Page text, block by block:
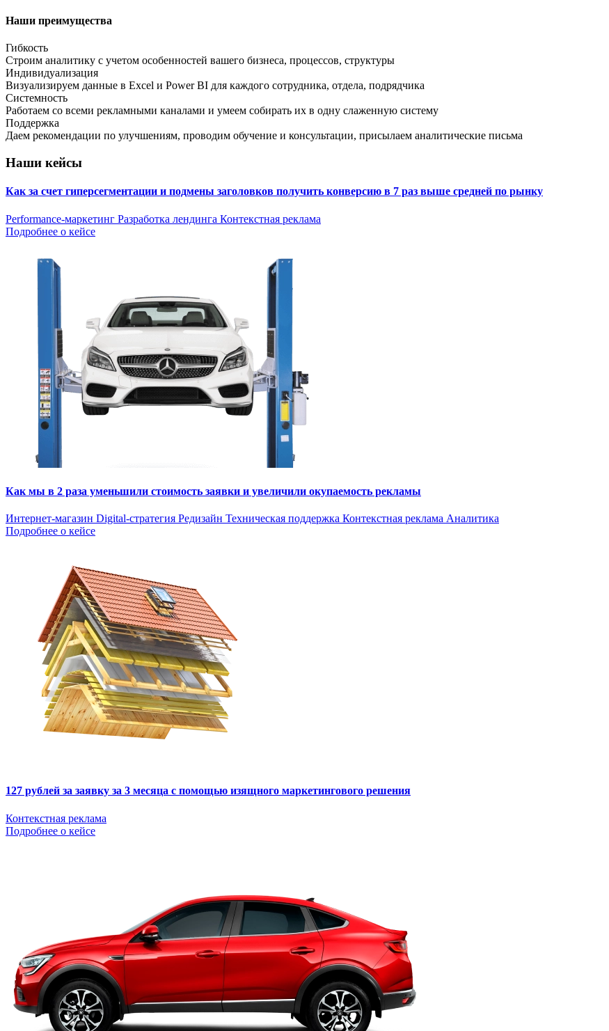
Наши преимущества
Гибкость
Строим аналитику с учетом особенностей вашего бизнеса, процессов, структуры
Индивидуализация
Визуализируем данные в Excel и Power BI для каждого сотрудника, отдела, подрядчика
Системность
Работаем со всеми рекламными каналами и умеем собирать их в одну слаженную систему
Поддержка
Даем рекомендации по улучшениям, проводим обучение и консультации, присылаем аналитические письма
Наши кейсы
Как за счет гиперсегментации и подмены заголовков получить конверсию в 7 раз выше средней по рынку
Performance-маркетинг Разработка лендинга Контекстная реклама
Подробнее о кейсе
Как мы в 2 раза уменьшили стоимость заявки и увеличили окупаемость рекламы
Интернет-магазин Digital-стратегия Редизайн Техническая поддержка Контекстная реклама Аналитика
Подробнее о кейсе
127 рублей за заявку за 3 месяца с помощью изящного маркетингового решения
Контекстная реклама
Подробнее о кейсе